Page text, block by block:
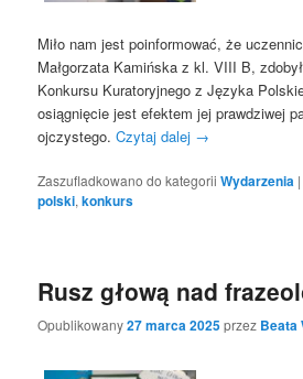
Miło nam jest poinformować, że
Małgorzata Kamińska z kl. VIII B,
Konkursu Kuratoryjnego z Języka
osiągnięcie jest efektem jej prawdziwej
ojczystego.Czytaj dalej →
Zaszufladkowano do kategorii Wydarzenia
polski,konkurs
Rusz głową nad
Opublikowany27 marca 2025przez Beata